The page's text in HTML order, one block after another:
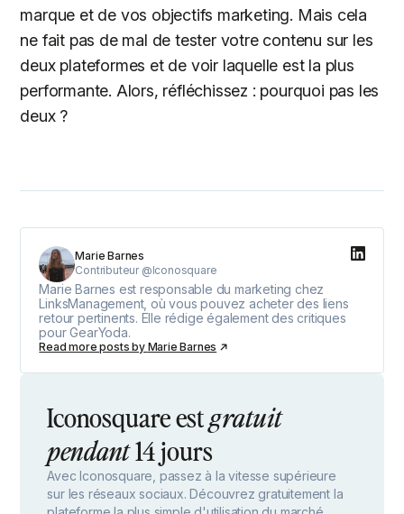
marque et de vos objectifs marketing. Mais cela
ne fait pas de mal de tester votre contenu sur les
deux plateformes et de voir laquelle est la plus
performante. Alors, réfléchissez : pourquoi pas les
deux ?
Marie Barnes
Contributeur @Iconosquare
Marie Barnes est responsable du marketing chez
LinksManagement, où vous pouvez acheter des liens
retour pertinents. Elle rédige également des critiques
pour GearYoda.
Read more posts by Marie Barnes
Iconosquare estgratuit
pendant14 jours
Avec Iconosquare, passez à la vitesse supérieure
sur les réseaux sociaux. Découvrez gratuitement la